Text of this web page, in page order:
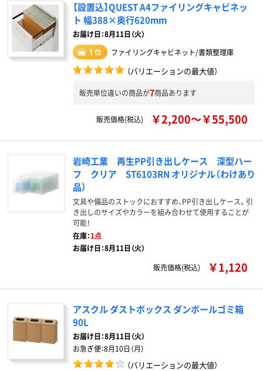
【設置込】QUEST A4ファイリングキャビネッ
ト 幅388×奥行620mm
お届け日：8月11日（火）
ファイリングキャビネット/書類整理庫
（バリエーションの最大値）
販売単位違いの商品が7商品あります
販売価格(税込) ￥2,200～￥55,500
岩崎工業 再生PP引き出しケース 深型ハー
フ クリア ST6103RN オリジナル（わけあり
品）
文具や備品のストックにおすすめ、PP引き出しケース。引
き出しのサイズやカラーを組み合わせて使用することが
可能！
在庫：1点
お届け日：8月11日（火）
販売価格(税込)
￥1,120
アスクル ダストボックス ダンボールゴミ箱
90L
お届け日：8月11日（火）
お急ぎ便：8月10日（月）
（バリエーションの最大値）